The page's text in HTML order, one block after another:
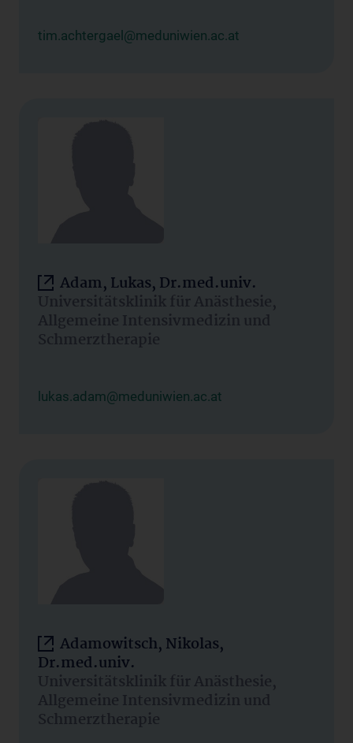
tim.achtergael@meduniwien.ac.at
Adam, Lukas, Dr.med.univ.
Universitätsklinik für Anästhesie,
Allgemeine Intensivmedizin und
Schmerztherapie
lukas.adam@meduniwien.ac.at
Adamowitsch, Nikolas,
Dr.med.univ.
Universitätsklinik für Anästhesie,
Allgemeine Intensivmedizin und
Schmerztherapie